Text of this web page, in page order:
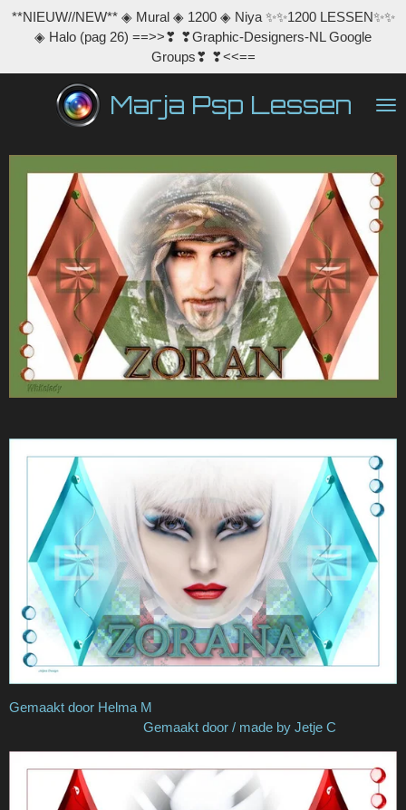
Ga
direct
de
hoofdinhoud
Marja Psp Lessen
**NIEUW//NEW** ◈ Mural ◈ 1200 ◈ Niya ✨✨1200 LESSEN✨✨
◈ Halo (pag 26) ==>>❣ ❣Graphic-Designers-NL Google
Groups❣ ❣<<==
Gemaakt door Helma M
Gemaakt door / made by Jetje C